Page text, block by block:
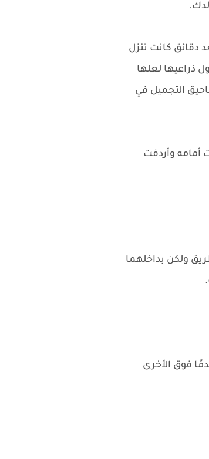
دقائق كانت تنزل
ذراعيها لعلها
التجميل في
أمامه وأردفت
ولكن بداخلهما
فوق الأخرى